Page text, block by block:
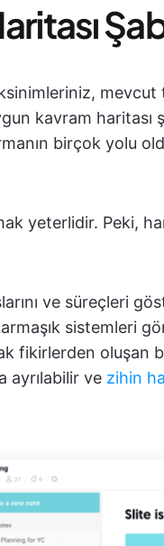
mevcut
kavram
birçok yolu
yeterlidir. Peki,
ve süreçleri
sistemleri
fikirlerden
ayrılabilir ve zihin